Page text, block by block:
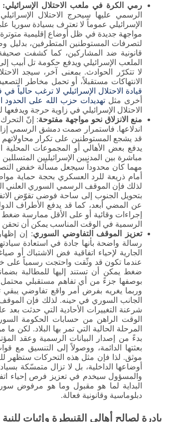
رمي الكرة في ملعب الاحتلال الإسرائيلي:
الرسمي عليها سيحرج الاحتلال
الإسرائيلي عموماً لا تعترف بسيادة سوريا
مواجهة جديدة في ظل أوضاع إقليمية
لتصرفات المستوطنين المتطرفين، بدليل
قانونية ضد المشاركين، كما كشفت
الملعب الإسرائيلي ويدفع حكومة تل أبيب
لا تتكرّر الحوادث. بمعنى آخر، سيجد
الانتهاكات مستقبلاً، أو تحمل مخاطر
قيادة الاحتلال الإسرائيلي لا ترغب حالياً
أخرى مثل تهديدات حزب الله على الحدود
الاحتلال الإسرائيلي في زاوية حرجة ويدفعها
منع الانزلاق نحو مواجهة مفتوحة: إنّ
اندلاعها. فاستمرار صمت دمشق الرسمي
قد يشجع المستوطنين على تكرار
يدفع بعض الأهالي أو المجموعات المحلية
مباشرة بين المدنيين الإسرائيليين
مهما كان محدوداً سيجعل مسألة خفض
أمام ذريعة للرد العسكري بحجة حماية
لذلك فإن الموقف الرسمي السوري العلني
بتحويل الجنوب إلى ساحة فوضى تقوّض
عن المضي أبعد، كما قد يدفع الأطراف
إجراءات وقائية أو على الأقل ممارسة ضغط
الرسمية في الوقت المناسب يمكن أن
تعزيز الموقف التفاوضي السوري: إن
رسالة واضحة بأنها جادة في استعادة
الجارية لإحياء اتفاقية فض الاشتباك
عندما تكون قد وثّقت واحتجت رسمياً على
ضغط يمكن أن تستند إليها للمطالبة
بوصفها جزءً من أي تفاهم مستقبلي
وربما يغريه بفرض أمر واقع تفاوضي
الجانب السوري في حينه. لذلك فإن
الوقت الراهن من حسابات الحكومة
المرحلة الحالية التي تمر بها البلاد.
بدءً من إصدار البيانات الرسمية وعقد
بعثتها الدائمة، ووصولاً إلى التنسيق مع
موثق. لذا فإن مثل هذه التحركات ستظهر
أوضاعها الداخلية، بل لا تزال متمسّكة
والمسؤول سيخدم في تعزيز فرص إحياء
البداية لما هو مقبول وما هو مرفوض
دبلوماسية وقانونية فعالة.
بادرة لصالح أهالي القنيطرة وإثبات